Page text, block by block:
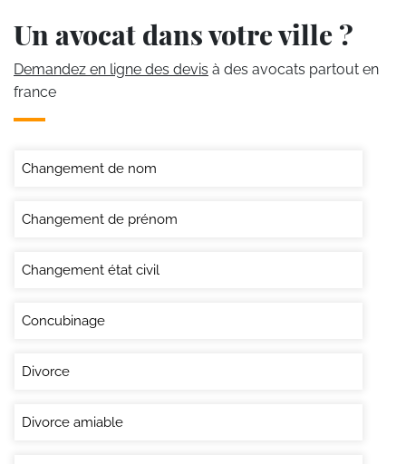
Un avocat dans votre ville ?
Demandez en ligne des devis à des avocats partout en
france
Changement de nom
Changement de prénom
Changement état civil
Concubinage
Divorce
Divorce amiable